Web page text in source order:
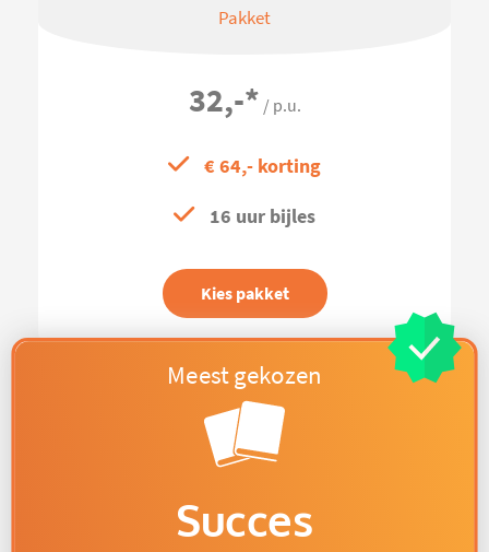
Pakket
32,-* / p.u.
€ 64,- korting
16 uur bijles
Kies pakket
Succes